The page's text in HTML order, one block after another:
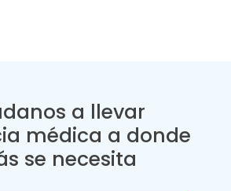
a llevar
médica a donde
se necesita